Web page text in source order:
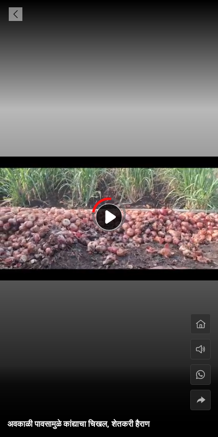
अवकाळी पावसामुळे कांद्याचा चिखल, शेतकरी हैराण